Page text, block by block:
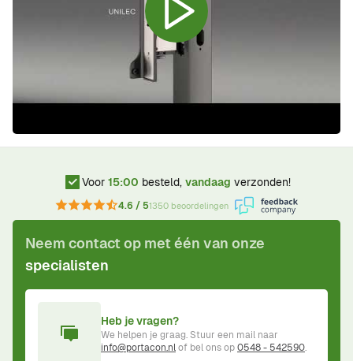
Voor 15:00 besteld, vandaag verzonden!
4.6 / 51350 beoordelingen
Neem contact op met één van onze
specialisten
Heb je vragen?
We helpen je graag. Stuur een mail naar
info@portacon.nlof bel ons op0548 - 542590.